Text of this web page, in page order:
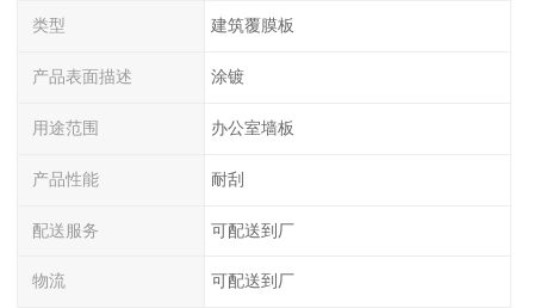
类型 建筑覆膜板
产品表面描述 涂镀
用途范围 办公室墙板
产品性能 耐刮
配送服务 可配送到厂
物流 可配送到厂